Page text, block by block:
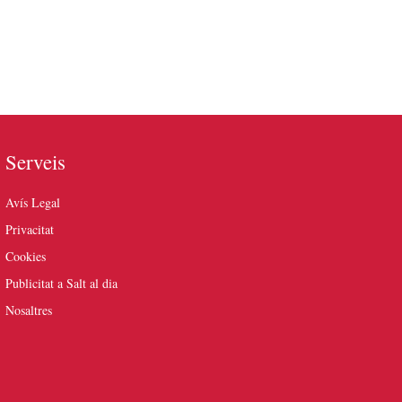
Serveis
Avís Legal
Privacitat
Cookies
Publicitat a Salt al dia
Nosaltres